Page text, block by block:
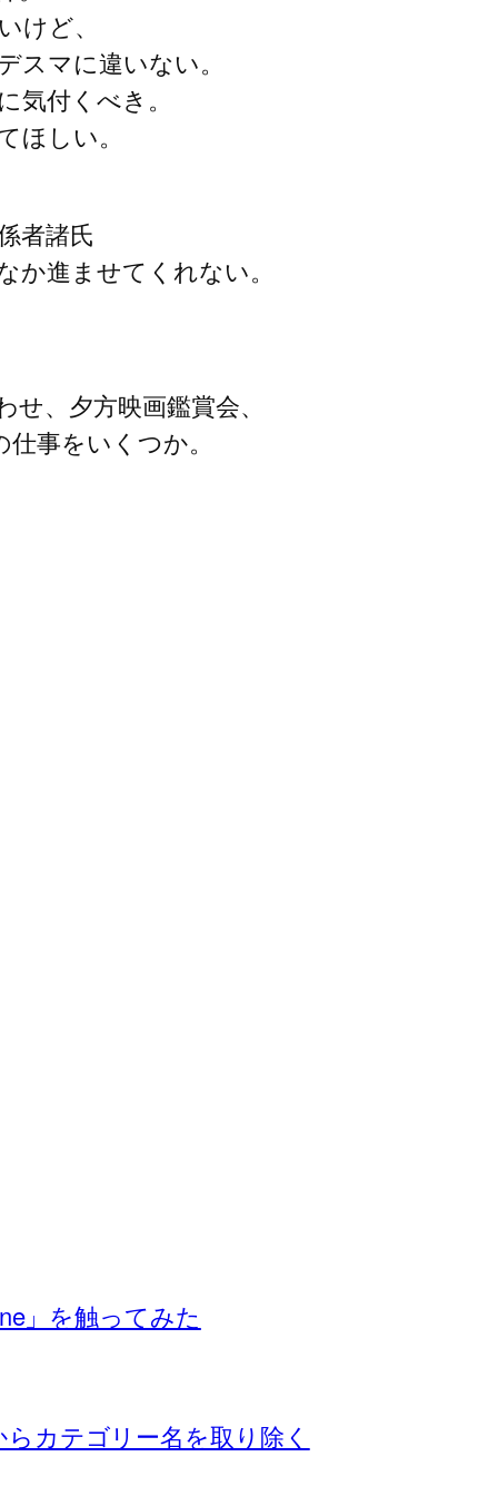
けど、
スマに違いない。
気付くべき。
ほしい。
者諸氏
進ませてくれない。
、夕方映画鑑賞会、
事をいくつか。
」を触ってみた
カテゴリー名を取り除く